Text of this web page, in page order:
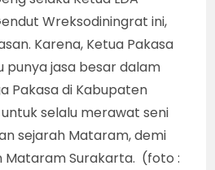
Wreksodiningrat ini,
Karena, Ketua Pakasa
punya jasa besar dalam
Pakasa di Kabupaten
selalu merawat seni
sejarah Mataram, demi
Mataram Surakarta. (foto :